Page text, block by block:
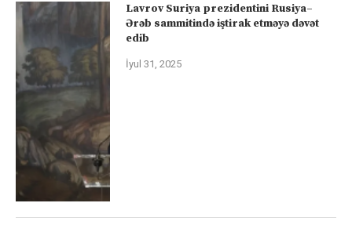
Lavrov Suriya prezidentini Rusiya–
Ərəb sammitində iştirak etməyə dəvət
edib
İyul 31, 2025